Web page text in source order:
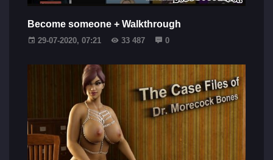
Become someone + Walkthrough
29-07-2020, 07:21 33 487 0